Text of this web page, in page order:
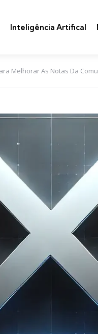
Inteligência Artifical
Melhorar As Notas Da